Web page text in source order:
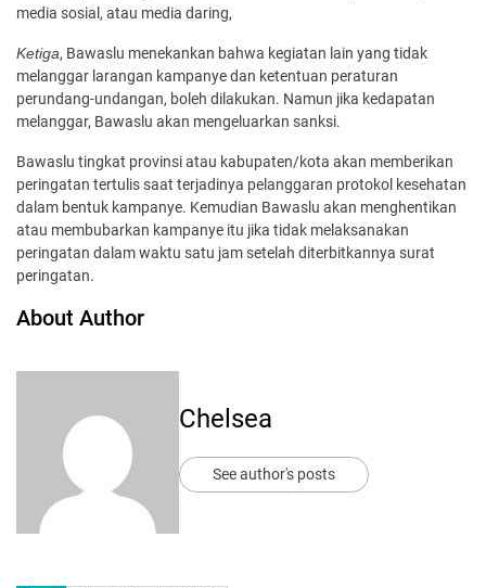
media sosial, atau media daring,
Ketiga, Bawaslu menekankan bahwa kegiatan lain yang tidak
melanggar larangan kampanye dan ketentuan peraturan
perundang-undangan, boleh dilakukan. Namun jika kedapatan
melanggar, Bawaslu akan mengeluarkan sanksi.
Bawaslu tingkat provinsi atau kabupaten/kota akan memberikan
peringatan tertulis saat terjadinya pelanggaran protokol kesehatan
dalam bentuk kampanye. Kemudian Bawaslu akan menghentikan
atau membubarkan kampanye itu jika tidak melaksanakan
peringatan dalam waktu satu jam setelah diterbitkannya surat
peringatan.
About Author
Chelsea
See author's posts